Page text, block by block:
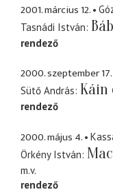
2001. március 12.
Tasnádi István
rendező
2000. szeptember 17.
Sütő András Káin
rendező
2000. május 4.
Örkény István
m.v.
rendező